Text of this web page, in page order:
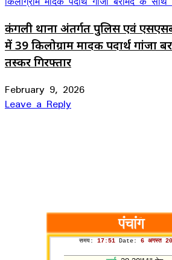
कंगली थाना अंतर्गत पुलिस एवं
में 39 किलोग्राम मादक पदार्थ गांजा
तस्कर गिरफ्तार
February 9, 2026
Leave a Reply